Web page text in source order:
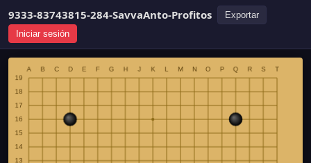
9333-83743815-284-SavvaAnto-Profitos
Exportar
Iniciar sesión